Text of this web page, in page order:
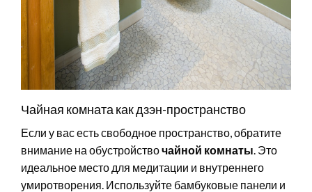
Чайная комната как дзэн-пространство
Если у вас есть свободное пространство, обратите
внимание на обустройствочайной комнаты . Это
идеальное место для медитации и внутреннего
умиротворения. Используйте бамбуковые панели и